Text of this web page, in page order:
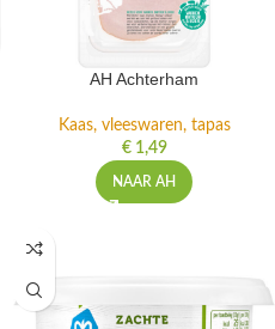
AH Achterham
Kaas, vleeswaren, tapas
€1,49
NAAR AH